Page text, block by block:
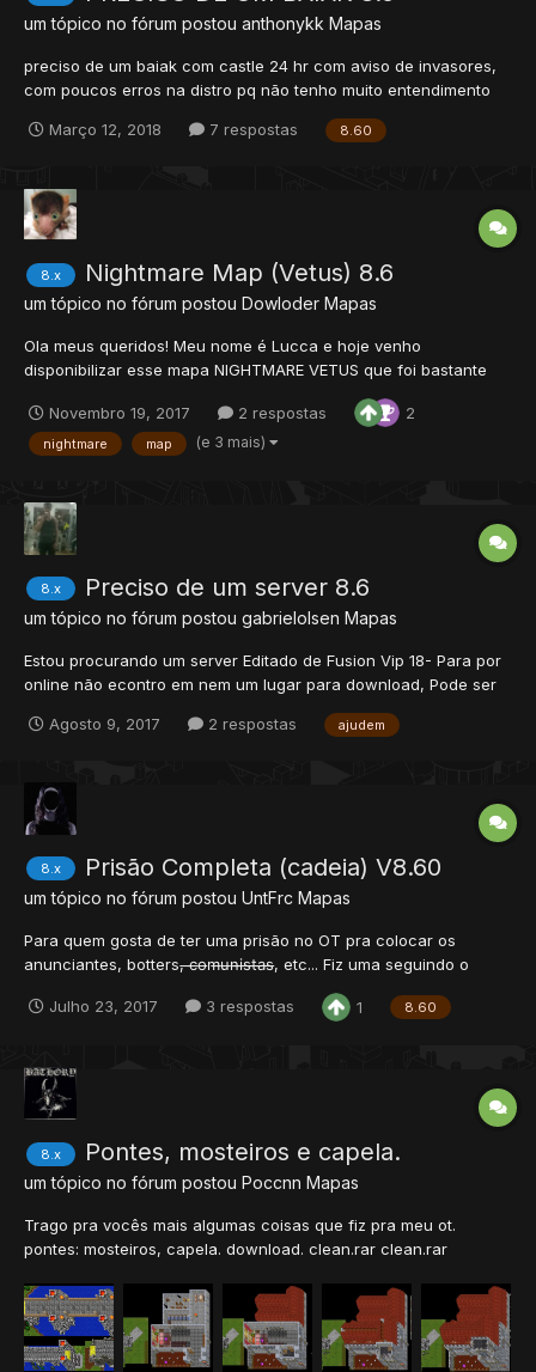
um tópico no fórum postou anthonykk Mapas
preciso de um baiak com castle 24 hr com aviso de invasores,
com poucos erros na distro pq não tenho muito entendimento
baiak on durante uns 4 meses, dependendo do
Março 12, 2018 7 respostas 8.60
8.x Nightmare Map (Vetus) 8.6
um tópico no fórum postou Dowloder Mapas
Ola meus queridos! Meu nome é Lucca e hoje venho
disponibilizar esse mapa NIGHTMARE VETUS que foi bastante
não está completo, falta alguns Respawns e algumas bordas,
pois está do mesmo jeito que me passaram ele, mas contém as
Novembro 19, 2017 2 respostas 2
nightmare map (e 3 mais)
8.x Preciso de um server 8.6
um tópico no fórum postou gabrielolsen Mapas
Estou procurando um server Editado de Fusion Vip 18- Para por
online não econtro em nem um lugar para download, Pode ser
Agosto 9, 2017
2 respostas ajudem
8.x Prisão Completa (cadeia) V8.60
um tópico no fórum postou UntFrc Mapas
Para quem gosta de ter uma prisão no OT pra colocar os
anunciantes, botters, ̶c̶o̶m̶u̶n̶i̶s̶t̶a̶s̶, etc... Fiz uma seguindo o
*Torres de vigia *Sala de armas *Sala de interrogatório *Celas
Julho 23, 2017 3 respostas 1 8.60
8.x Pontes, mosteiros e capela.
um tópico no fórum postou Poccnn Mapas
Trago pra vocês mais algumas coisas que fiz pra meu ot.
pontes: mosteiros, capela. download. clean.rar clean.rar